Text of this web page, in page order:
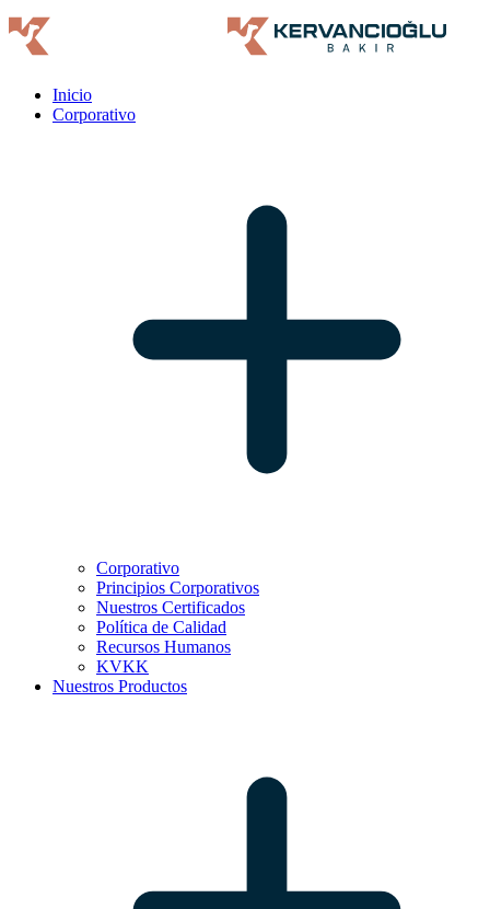
Inicio
Corporativo
Corporativo
Principios Corporativos
Nuestros Certificados
Política de Calidad
Recursos Humanos
KVKK
Nuestros Productos